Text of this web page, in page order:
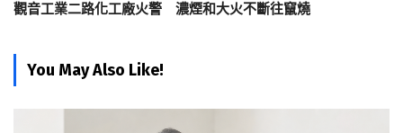
觀音工業二路化工廠火警 濃煙和大火不斷往竄燒
You May Also Like!